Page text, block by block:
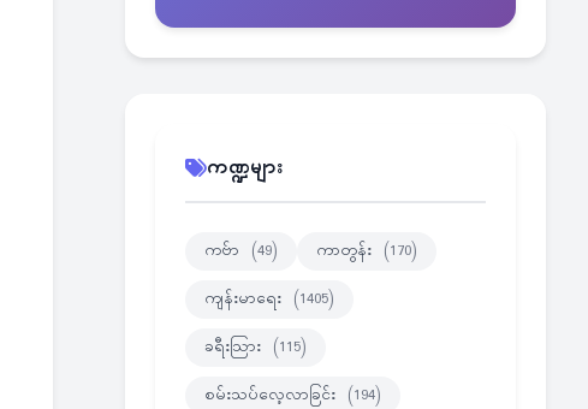
ကဏ္ဍများ
ကဗ်ာ (49) ကာတွန်း (170)
ကျန်းမာရေး (1405)
ခရီးသြား (115)
စမ်းသပ်လေ့လာခြင်း (194)